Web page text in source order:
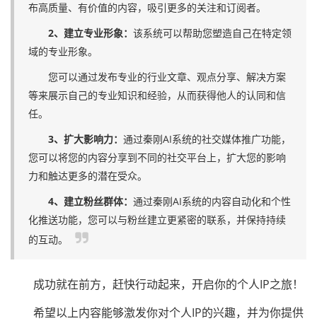
布高质量、有价值的内容，吸引更多的关注和订阅者。
2、建立专业形象： 该系统可以帮助您塑造自己在特定领
域的专业形象。
您可以通过发布专业的行业文章、观点分享、解决方案
等来展示自己的专业知识和经验，从而获得他人的认同和信
任。
3、扩大影响力： 通过秦刚AI系统的社交媒体推广功能，
您可以将您的内容分享到不同的社交平台上，扩大您的影响
力和触达更多的潜在受众。
4、建立粉丝群体： 通过秦刚AI系统的内容自动化和个性
化推送功能，您可以与粉丝建立更紧密的联系，并保持持续
的互动。
成功就在前方，赶快行动起来，开启你的个人IP之旅！
希望以上内容能够激发你对个人IP的兴趣，并为你提供